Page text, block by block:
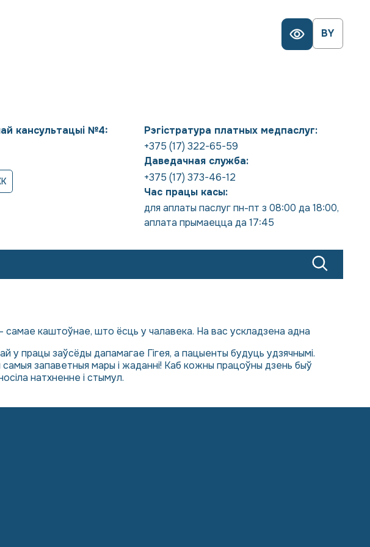
BY
кансультацыі №4:
Рэгістратура платных медпаслуг:
+375 (17) 322-65-59
Даведачная служба:
+375 (17) 373-46-12
Час працы касы:
для аплаты паслуг пн-пт з 08:00 да 18:00,
аплата прымаецца да 17:45
самае каштоўнае, што ёсць у чалавека. На вас ускладзена адна
у працы заўсёды дапамагае Гігея, а пацыенты будуць удзячнымі.
запаветныя мары і жаданні! Каб кожны працоўны дзень быў
натхненне і стымул.